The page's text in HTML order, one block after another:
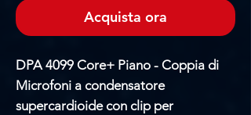
Acquista ora
DPA 4099 Core+ Piano - Coppia di
Microfoni a condensatore
supercardioide con clip per